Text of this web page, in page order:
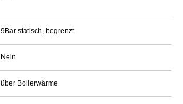
9Bar statisch, begrenzt
Nein
über Boilerwärme